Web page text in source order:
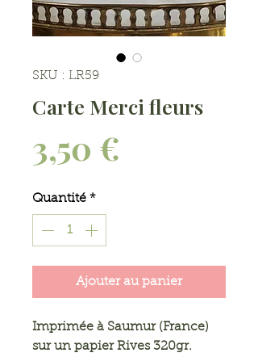
SKU : LR59
Carte Merci fleurs
3,50 €
Quantité *
Ajouter au panier
Imprimée à Saumur (France)
sur un papier Rives 320gr.